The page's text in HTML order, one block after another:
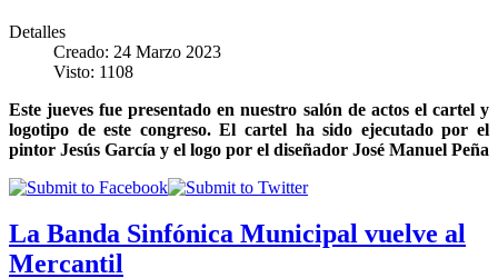
Detalles
Creado: 24 Marzo 2023
Visto: 1108
Este jueves fue presentado en nuestro salón de actos el cartel y
logotipo de este congreso. El cartel ha sido ejecutado por el
pintor Jesús García y el logo por el diseñador José Manuel Peña
La Banda Sinfónica Municipal vuelve al
Mercantil